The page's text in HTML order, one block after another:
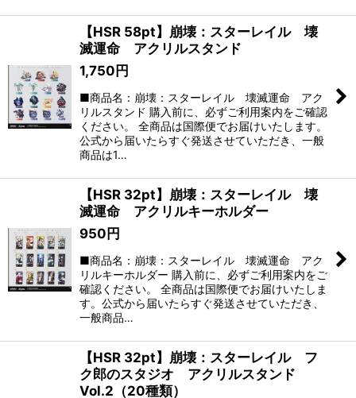
【HSR 58pt】崩壊：スターレイル 壊
滅運命 アクリルスタンド
1,750 円
■商品名：崩壊：スターレイル 壊滅運命 アク
リルスタンド 購入前に、必ずご利用案内をご確認
ください。 全商品は国際便でお届けいたします。
公式から届いたらすぐ発送させていただき、一般
商品は1…
【HSR 32pt】崩壊：スターレイル 壊
滅運命 アクリルキーホルダー
950 円
■商品名：崩壊：スターレイル 壊滅運命 アク
リルキーホルダー 購入前に、必ずご利用案内をご
確認ください。 全商品は国際便でお届けいたしま
す。公式から届いたらすぐ発送させていただき、
一般商品…
【HSR 32pt】崩壊：スターレイル フ
ク郎のスタジオ アクリルスタンド
Vol.2（20種類）